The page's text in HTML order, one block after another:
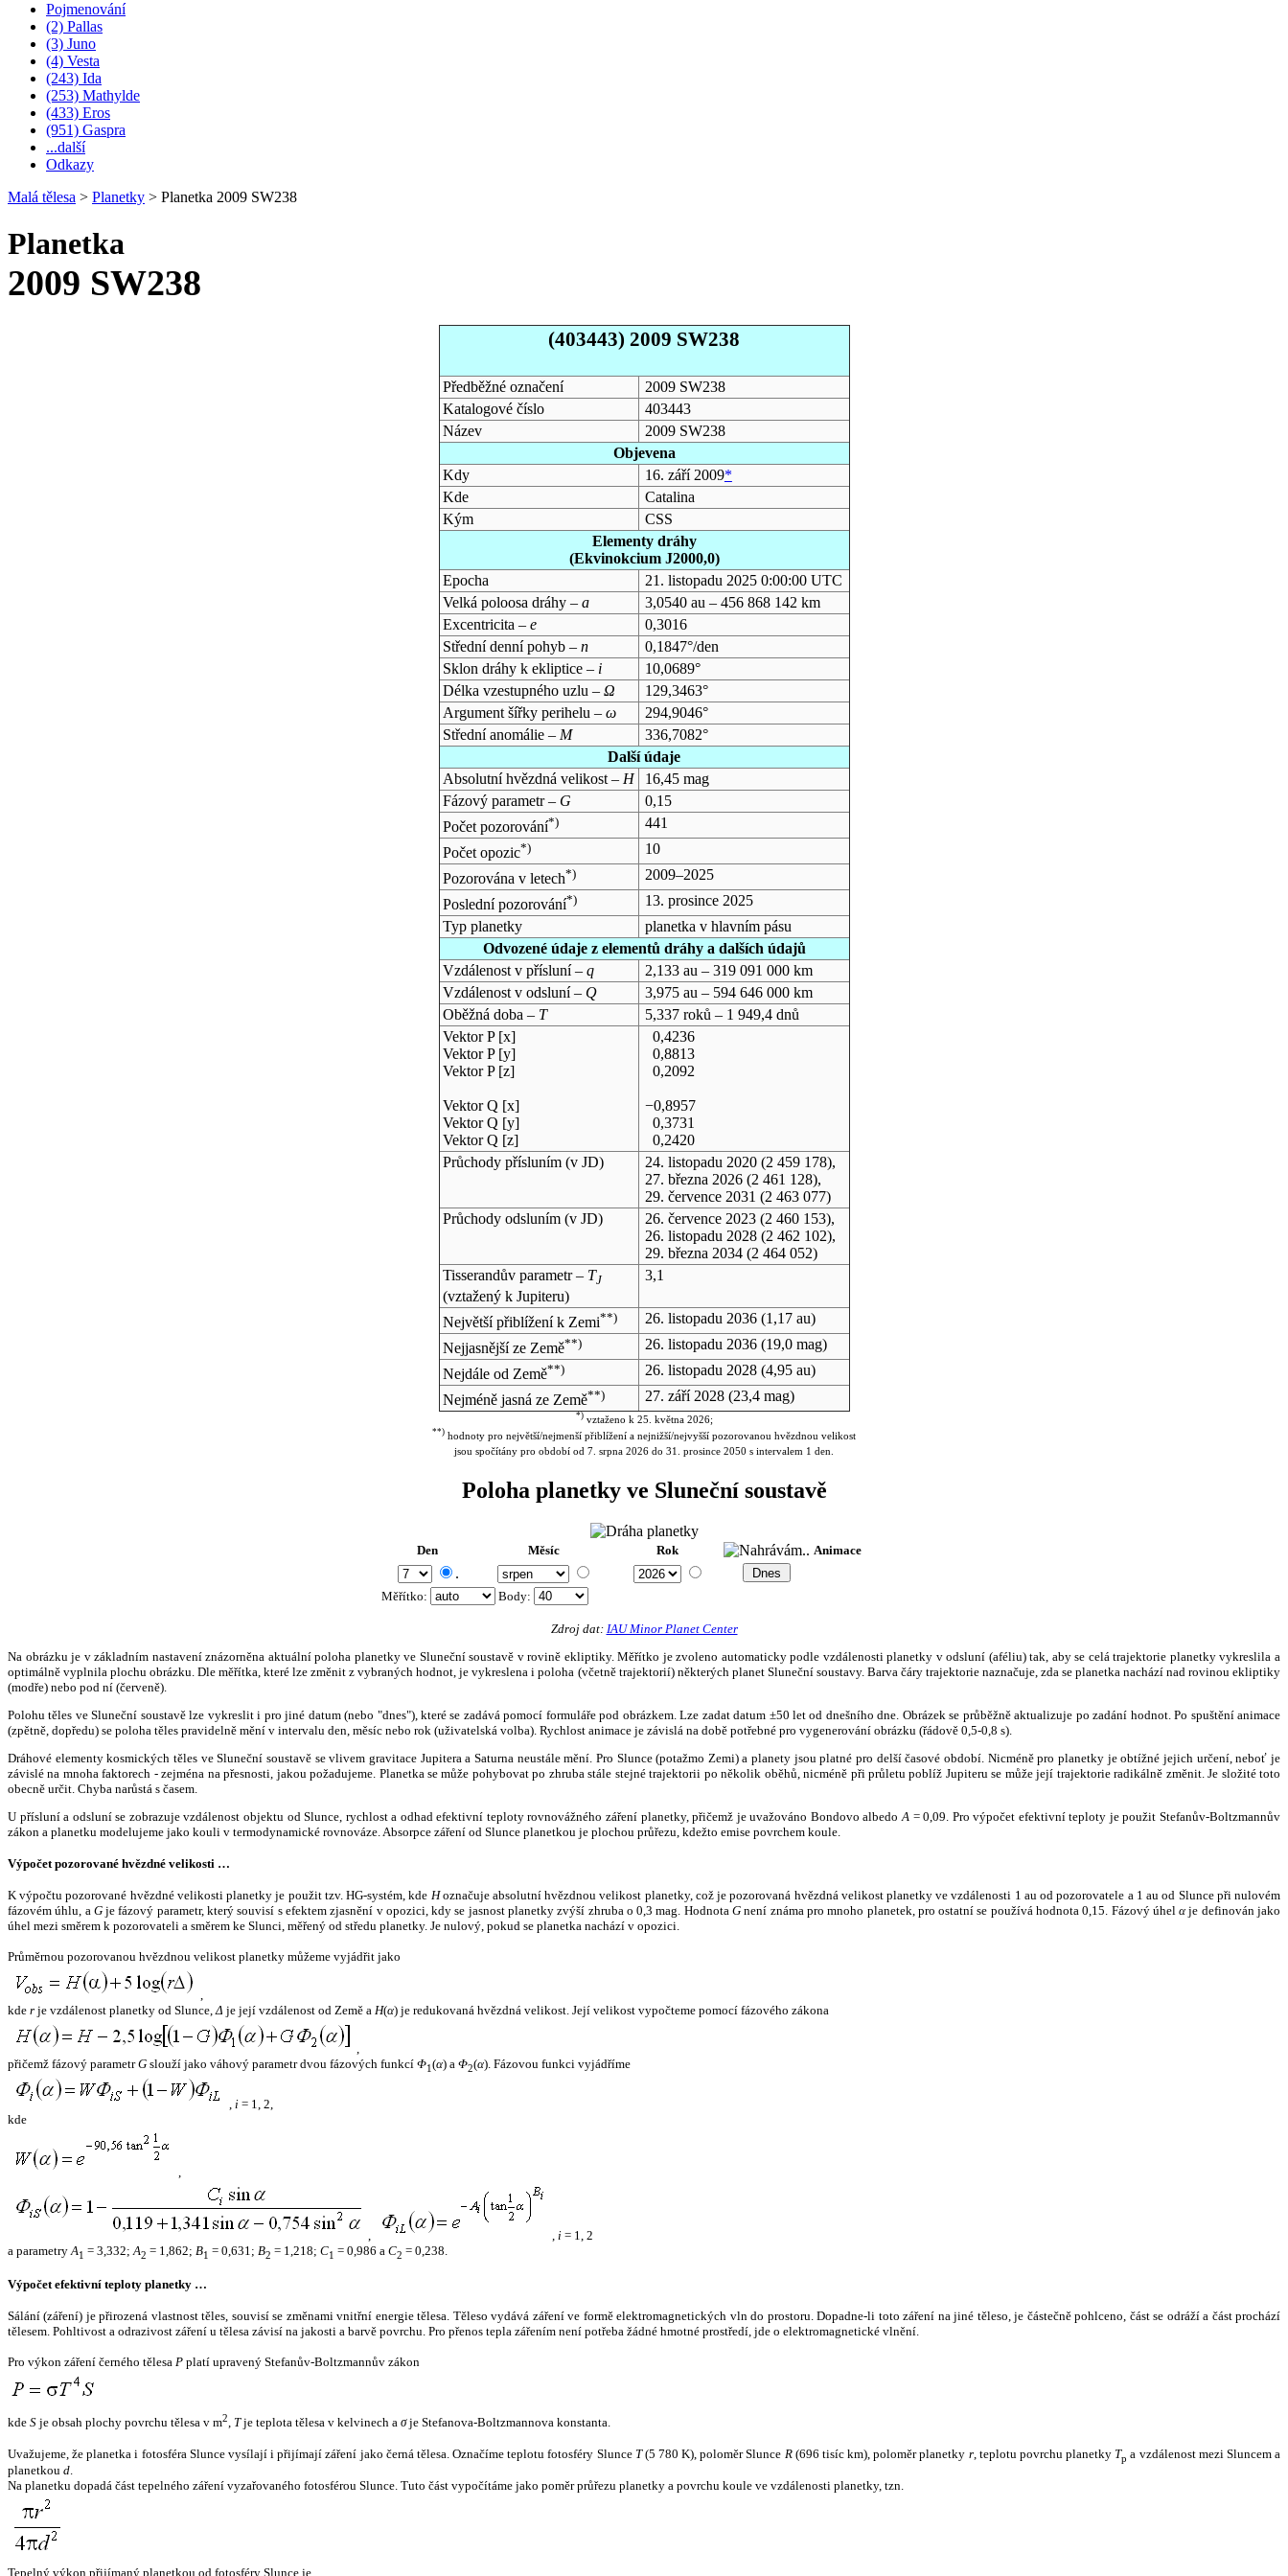
Pojmenování
(2) Pallas
(3) Juno
(4) Vesta
(243) Ida
(253) Mathylde
(433) Eros
(951) Gaspra
...další
Odkazy
Malá tělesa > Planetky > Planetka 2009 SW238
Planetka
2009 SW238
(403443) 2009 SW238
Předběžné označení
2009 SW238
Katalogové číslo
403443
Název
2009 SW238
Objevena
Kdy
16. září 2009*
Kde
Catalina
Kým
CSS
Elementy dráhy
(Ekvinokcium J2000,0)
Epocha
21. listopadu 2025 0:00:00 UTC
Velká poloosa dráhy – a
3,0540 au – 456 868 142 km
Excentricita – e
0,3016
Střední denní pohyb – n
0,1847°/den
Sklon dráhy k ekliptice – i
10,0689°
Délka vzestupného uzlu – Ω
129,3463°
Argument šířky perihelu – ω
294,9046°
Střední anomálie – M
336,7082°
Další údaje
Absolutní hvězdná velikost – H
16,45 mag
Fázový parametr – G
0,15
Počet pozorování*)
441
Počet opozic*)
10
Pozorována v letech*)
2009–2025
Poslední pozorování*)
13. prosince 2025
Typ planetky
planetka v hlavním pásu
Odvozené údaje z elementů dráhy a dalších údajů
Vzdálenost v přísluní – q
2,133 au – 319 091 000 km
Vzdálenost v odsluní – Q
3,975 au – 594 646 000 km
Oběžná doba – T
5,337 roků – 1 949,4 dnů
Vektor P [x]
Vektor P [y]
Vektor P [z]
Vektor Q [x]
Vektor Q [y]
Vektor Q [z]
0,4236
0,8813
0,2092
−0,8957
0,3731
0,2420
Průchody přísluním (v JD) 24. listopadu 2020(2 459 178),
27. března 2026(2 461 128),
29. července 2031 (2 463 077)
Průchody odsluním (v JD) 26. července 2023(2 460 153),
26. listopadu 2028(2 462 102),
29. března 2034(2 464 052)
Tisserandův parametr – TJ
(vztažený k Jupiteru)
3,1
Největší přiblížení k Zemi**) 26. listopadu 2036(1,17 au)
Nejjasnější ze Země**) 26. listopadu 2036(19,0 mag)
Nejdále od Země**) 26. listopadu 2028(4,95 au)
Nejméně jasná ze Země**) 27. září 2028(23,4 mag)
*)vztaženo k 25. května 2026;
**) hodnoty pro největší/nejmenší přiblížení a nejnižší/nejvyšší pozorovanou hvězdnou velikost
jsou spočítány pro období od 7. srpna 2026 do 31. prosince 2050 s intervalem 1 den.
Poloha planetky ve Sluneční soustavě
Den Měsíc Rok Animace
.
Měřítko: Body:
Zdroj dat: IAU Minor Planet Center
Na obrázku je v základním nastavení znázorněna aktuální poloha planetky ve Sluneční soustavě v rovině ekliptiky. Měřítko je zvoleno automaticky podle vzdálenosti planetky v odsluní (aféliu) tak, aby se celá trajektorie planetky vykreslila a
optimálně vyplnila plochu obrázku. Dle měřítka, které lze změnit z vybraných hodnot, je vykreslena i poloha (včetně trajektorií) některých planet Sluneční soustavy. Barva čáry trajektorie naznačuje, zda se planetka nachází nad rovinou ekliptiky
(modře) nebo pod ní (červeně).
Polohu těles ve Sluneční soustavě lze vykreslit i pro jiné datum (nebo "dnes"), které se zadává pomocí formuláře pod obrázkem. Lze zadat datum ±50 let od dnešního dne. Obrázek se průběžně aktualizuje po zadání hodnot. Po spuštění animace
(zpětně, dopředu) se poloha těles pravidelně mění v intervalu den, měsíc nebo rok (uživatelská volba). Rychlost animace je závislá na době potřebné pro vygenerování obrázku (řádově 0,5-0,8 s).
Dráhové elementy kosmických těles ve Sluneční soustavě se vlivem gravitace Jupitera a Saturna neustále mění. Pro Slunce (potažmo Zemi) a planety jsou platné pro delší časové období. Nicméně pro planetky je obtížné jejich určení, neboť je
závislé na mnoha faktorech - zejména na přesnosti, jakou požadujeme. Planetka se může pohybovat po zhruba stále stejné trajektorii po několik oběhů, nicméně při průletu poblíž Jupiteru se může její trajektorie radikálně změnit. Je složité toto
obecně určit. Chyba narůstá s časem.
U přísluní a odsluní se zobrazuje vzdálenost objektu od Slunce, rychlost a odhad efektivní teploty rovnovážného záření planetky, přičemž je uvažováno Bondovo albedo A = 0,09. Pro výpočet efektivní teploty je použit Stefanův-Boltzmannův
zákon a planetku modelujeme jako kouli v termodynamické rovnováze. Absorpce záření od Slunce planetkou je plochou průřezu, kdežto emise povrchem koule.
Výpočet pozorované hvězdné velikosti …
K výpočtu pozorované hvězdné velikosti planetky je použit tzv. HG-systém, kde Hoznačuje absolutní hvězdnou velikost planetky, což je pozorovaná hvězdná velikost planetky ve vzdálenosti 1 au od pozorovatele a 1 au od Slunce při nulovém
fázovém úhlu, a Gje fázový parametr, který souvisí s efektem zjasnění v opozici, kdy se jasnost planetky zvýší zhruba o 0,3 mag. HodnotaG není známa pro mnoho planetek, pro ostatní se používá hodnota 0,15. Fázový úhelα je definován jako
úhel mezi směrem k pozorovateli a směrem ke Slunci, měřený od středu planetky. Je nulový, pokud se planetka nachází v opozici.
Průměrnou pozorovanou hvězdnou velikost planetky můžeme vyjádřit jako
,
kde r je vzdálenost planetky od Slunce,Δ je její vzdálenost od Země a H(α) je redukovaná hvězdná velikost. Její velikost vypočteme pomocí fázového zákona
,
přičemž fázový parametrG slouží jako váhový parametr dvou fázových funkcí Φ1(α) a Φ2(α). Fázovou funkci vyjádříme
, i = 1, 2,
kde
,
, , i = 1, 2
a parametryA1 = 3,332;A2 = 1,862; B1 = 0,631; B2 = 1,218; C1 = 0,986 a C2 = 0,238.
Výpočet efektivní teploty planetky …
Sálání (záření) je přirozená vlastnost těles, souvisí se změnami vnitřní energie tělesa. Těleso vydává záření ve formě elektromagnetických vln do prostoru. Dopadne-li toto záření na jiné těleso, je částečně pohlceno, část se odráží a část prochází
tělesem. Pohltivost a odrazivost záření u tělesa závisí na jakosti a barvě povrchu. Pro přenos tepla zářením není potřeba žádné hmotné prostředí, jde o elektromagnetické vlnění.
Pro výkon záření černého tělesa P platí upravený Stefanův-Boltzmannův zákon
kde S je obsah plochy povrchu tělesa v m2, Tje teplota tělesa v kelvinech a σje Stefanova-Boltzmannova konstanta.
Uvažujeme, že planetka i fotosféra Slunce vysílají i přijímají záření jako černá tělesa. Označíme teplotu fotosféry Slunce T(5 780 K), poloměr Slunce R(696 tisíc km), poloměr planetky r, teplotu povrchu planetky Tp a vzdálenost mezi Sluncem a
planetkou d.
Na planetku dopadá část tepelného záření vyzařovaného fotosférou Slunce. Tuto část vypočítáme jako poměr průřezu planetky a povrchu koule ve vzdálenosti planetky, tzn.
Tepelný výkon přijímaný planetkou od fotosféry Slunce je